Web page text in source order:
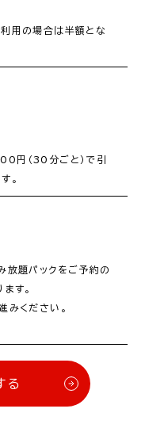
用の場合は半額とな
（30分ごと）で引
。
題パックをご予約の
す。
る